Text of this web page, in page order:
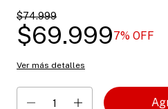
$74.999
$69.9997% OFF
Ver más detalles